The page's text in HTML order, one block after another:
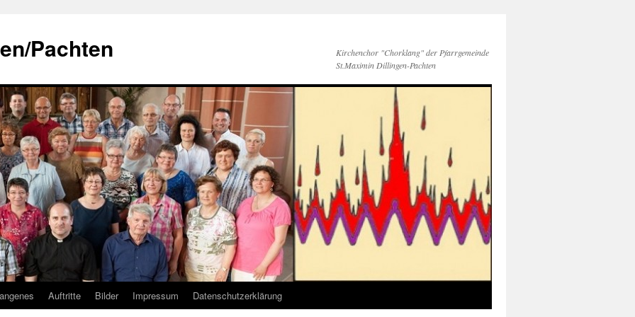
Pachten
Kirchenchor "Chorklang" der Pfarrgemeinde
St.Maximin Dillingen-Pachten
Auftritte Bilder Impressum Datenschutzerklärung